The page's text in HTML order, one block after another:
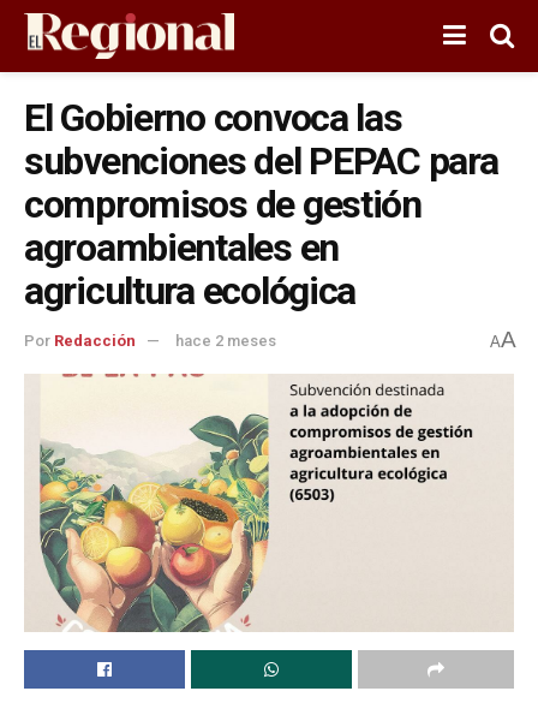
El Gobierno convoca las
subvenciones del PEPAC para
compromisos de gestión
agroambientales en
agricultura ecológica
Por Redacción hace 2 meses AA